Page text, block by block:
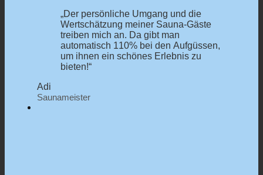
„Der persönliche Umgang und die
Wertschätzung meiner Sauna-Gäste
treiben mich an. Da gibt man
automatisch 110% bei den Aufgüssen,
um ihnen ein schönes Erlebnis zu
bieten!“
Adi
Saunameister